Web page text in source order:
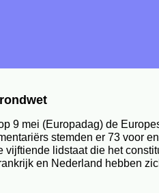
9 mei (Europadag) de
stemden er 73 voor
lidstaat die het
en Nederland hebben